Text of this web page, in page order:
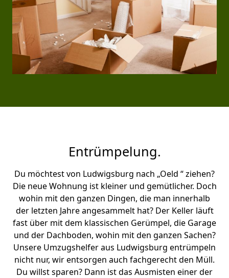
Entrümpelung.
Du möchtest von Ludwigsburg nach „Oeld “ ziehen?
Die neue Wohnung ist kleiner und gemütlicher. Doch
wohin mit den ganzen Dingen, die man innerhalb
der letzten Jahre angesammelt hat? Der Keller läuft
fast über mit dem klassischen Gerümpel, die Garage
und der Dachboden, wohin mit den ganzen Sachen?
Unsere Umzugshelfer aus Ludwigsburg entrümpeln
nicht nur, wir entsorgen auch fachgerecht den Müll.
Du willst sparen? Dann ist das Ausmisten einer der